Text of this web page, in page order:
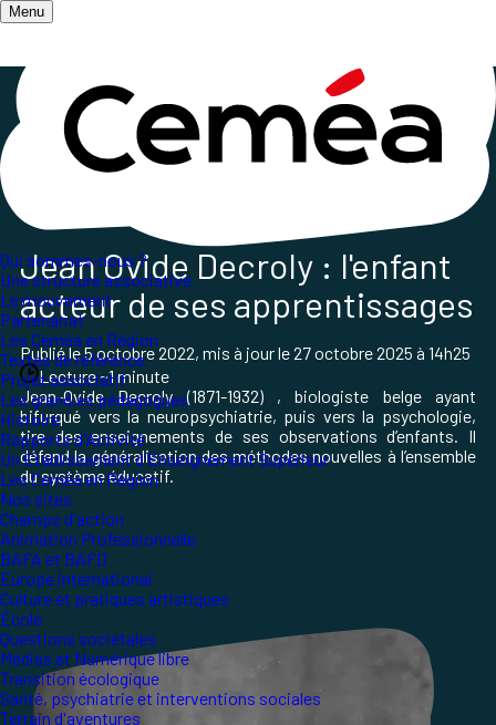
Menu
Qui sommes-nous ?
Une structure associative
Le mouvement
Partenariat
Les Ceméa en Région
Textes de référence
Projet associatif
Les grand.es pédagogues
Histoire
Rapports d'Activité
Un Etablissement d'Enseignement Supérieur
Les Ceméa en Région
Nos sites
Champs d'action
Animation Professionnelle
BAFA et BAFD
Europe international
Culture et pratiques artistiques
École
Questions sociétales
Médias et Numérique libre
Transition écologique
Santé, psychiatrie et interventions sociales
Terrain d'aventures
Accueil/
Qui sommes-nous ?
Les grands et grandes pédagogues
Jean Ovide Decroly : l'enfant
acteur de ses apprentissages
Publié le5 octobre 2022, mis à jour le27 octobre 2025 à 14h25
Lecture ~1 minute
Jean-Ovide Decroly (1871-1932) , biologiste belge ayant
bifurqué vers la neuropsychiatrie, puis vers la psychologie,
tiredesenseignements de ses observations d’enfants. Il
défendla généralisation des méthodes nouvelles à l’ensemble
du système éducatif.